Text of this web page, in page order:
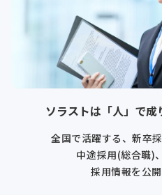
ソラストは「人」で
全国で活躍する、新卒
中途採用(総合職)
採用情報を公開